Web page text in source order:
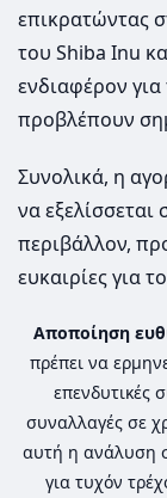
επικρατώντας
του Shiba Inu
ενδιαφέρον
προβλέπουν
Συνολικά, η
να
περιβάλλον,
ευκαιρίες για
Αποποίηση
πρέπει να
επενδυτικές
συναλλαγές σε
αυτή η ανάλυση
για τυχόν